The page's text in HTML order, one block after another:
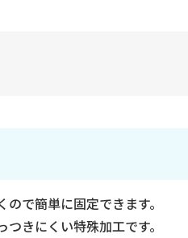
ので簡単に固定できます。
つきにくい特殊加工です。